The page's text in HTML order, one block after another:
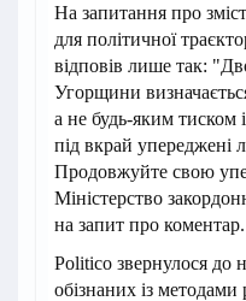
На запитання про
для політичної
відповів лише так:
Угорщини
а не будь-яким тиском
під вкрай упереджені
Продовжуйте свою
Міністерство
на запит про коментар.
Politico звернулося до
обізнаних із